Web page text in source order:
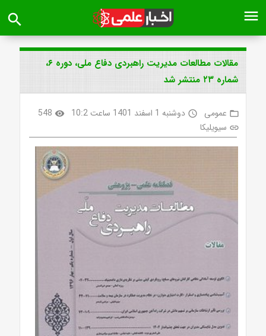
menu
search
مقالات مطالعات مدیریت راهبردی دفاع ملی، دوره ۶،
شماره ۲۳ منتشر شد
folder_open عمومی access_time دوشنبه 1 اسفند 1401 ساعت 10:2 visibility
548
link سیویلیکا